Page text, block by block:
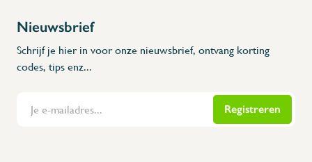
Flanders Inox | Karperstraat 6, 8400 Oostende | België | BNP Paribas Fortis:
Nieuwsbrief
Schrijf je hier in voor onze nieuwsbrief, ontvang korting
codes, tips enz...
Registreren